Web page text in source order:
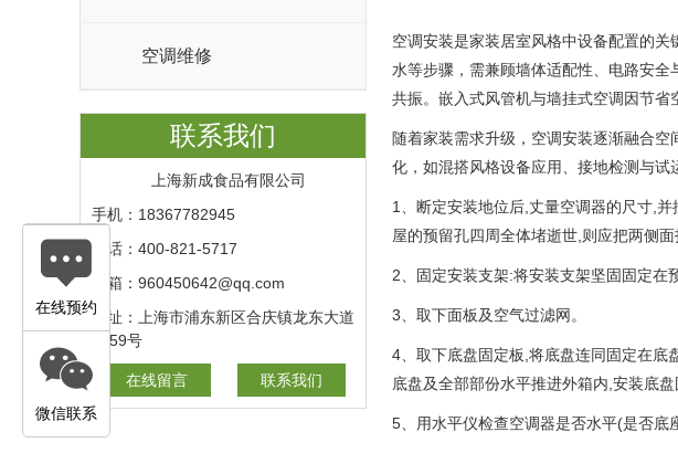
空调维修
联系我们
上海新成食品有限公司
手机：18367782945
电话：400-821-5717
邮箱：960450642@qq.com
地址：上海市浦东新区合庆镇龙东大道
6459号
在线留言 联系我们
空调安装是家装居室风格中设备配置的
水等步骤，需兼顾墙体适配性、电路安
共振。嵌入式风管机与墙挂式空调因节省
随着家装需求升级，空调安装逐渐融合
化，如混搭风格设备应用、接地检测与试
1、断定安装地位后,丈量空调器的尺寸,
屋的预留孔四周全体堵逝世,则应把两侧面
2、固定安装支架:将安装支架坚固固定在
3、取下面板及空气过滤网。
4、取下底盘固定板,将底盘连同固定在底
底盘及全部部份水平推进外箱内,安装底
5、用水平仪检查空调器是否水平(是否底
在线预约
微信联系